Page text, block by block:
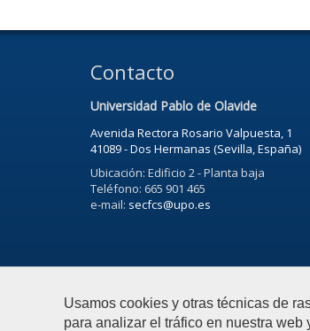
Usamos cookies y otras técnicas de
para analizar el tráfico en nuestra
Contacto
Universidad Pablo de Olavide
Avenida Rectora Rosario Valpuesta, 1
41089 - Dos Hermanas (Sevilla, España)
Ubicación: Edificio 2 - Planta baja
Teléfono: 665 901 465
e-mail: secfcs@upo.es